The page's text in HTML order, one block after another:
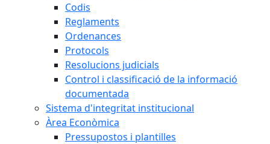
Codis
Reglaments
Ordenances
Protocols
Resolucions judicials
Control i classificació de la informació
documentada
Sistema d'integritat institucional
Àrea Econòmica
Pressupostos i plantilles